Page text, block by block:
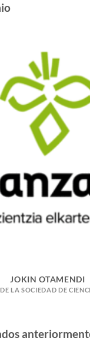
JOKIN OTAMENDI
LA SOCIEDAD DE